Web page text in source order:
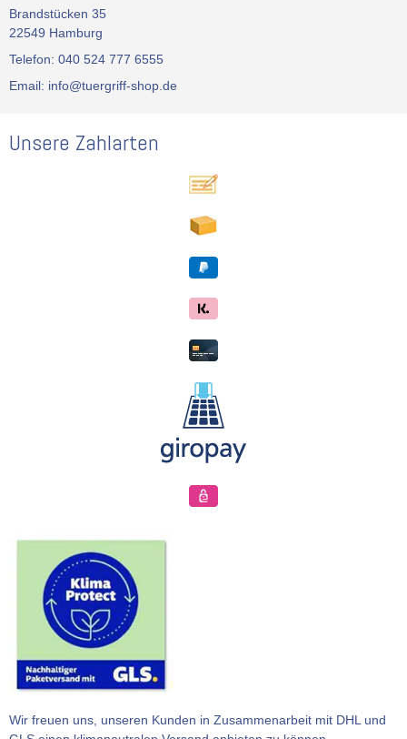
Brandstücken 35
22549 Hamburg
Telefon: 040 524 777 6555
Email: info@tuergriff-shop.de
Unsere Zahlarten
Wir freuen uns, unseren Kunden in Zusammenarbeit mit DHL und